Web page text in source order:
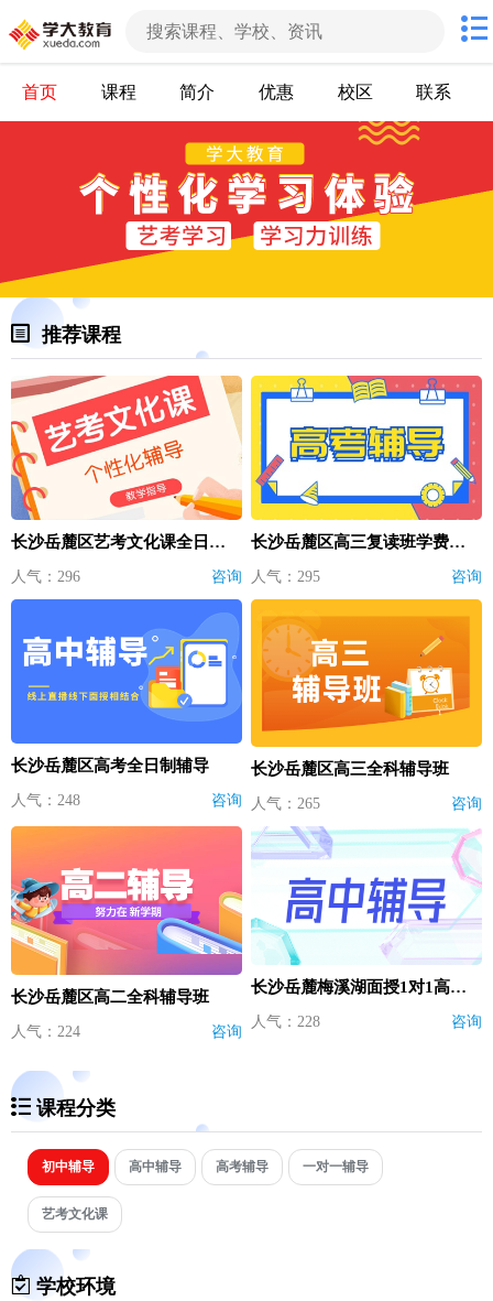
首页 课程 简介 优惠 校区 联系
推荐课程
长沙岳麓区艺考文化课全日制辅导
人气：296 咨询
长沙岳麓区高三复读班学费多少钱
人气：295 咨询
长沙岳麓区高考全日制辅导
人气：248 咨询
长沙岳麓区高三全科辅导班
人气：265 咨询
长沙岳麓区高二全科辅导班
人气：224 咨询
长沙岳麓梅溪湖面授1对1高中辅导
人气：228 咨询
课程分类
初中辅导 高中辅导 高考辅导 一对一辅导
艺考文化课
学校环境